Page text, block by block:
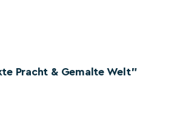
Pracht & Gemalte Welt"